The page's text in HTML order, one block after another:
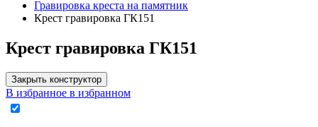
Гравировка креста на памятник
Крест гравировка ГК151
Крест гравировка ГК151
Закрыть конструктор
В избранное в избранном